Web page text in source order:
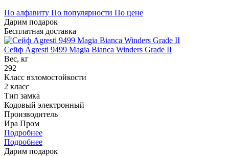
По алфавиту По популярности По цене
Дарим подарок
Бесплатная доставка
Сейф Agresti 9499 Magia Bianca Winders Grade II
Вес, кг
292
Класс взломостойкости
2 класс
Тип замка
Кодовый электронный
Производитель
Ира Пром
Подробнее
Подробнее
Дарим подарок